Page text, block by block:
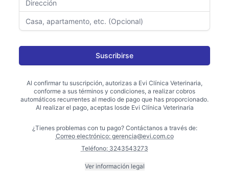
Suscribirse
Al confirmar tu suscripción, autorizas a Evi Clínica Veterinaria,
conforme a sus términos y condiciones, a realizar cobros
automáticos recurrentes al medio de pago que has proporcionado.
Al realizar el pago, aceptas losde Evi Clínica Veterinaria
¿Tienes problemas con tu pago? Contáctanos a través de:
Correo electrónico: gerencia@evi.com.co
Teléfono: 3243543273‬
Ver información legal